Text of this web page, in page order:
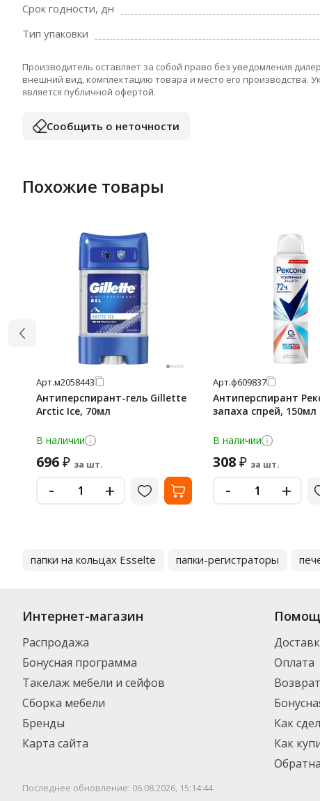
Срок годности, дн
Тип упаковки
Производитель оставляет за собой право без уведомления
внешний вид, комплектацию товара и место его производства.
является публичной офертой.
Сообщить о неточности
Похожие товары
Арт.м2058443
Антиперспирант-гель Gillette
Arctic Ice, 70мл
В наличии
696₽ за шт.
- +
Арт.ф609837
Антиперспирант
запаха спрей, 150мл
В наличии
308₽ за шт.
- +
папки на кольцах Esselte папки-регистраторы
Интернет-магазин
Распродажа
Бонусная программа
Такелаж мебели и сейфов
Сборка мебели
Бренды
Карта сайта
Оплата
Как
Как
Последнее обновление: 06.08.2026, 15:14:44